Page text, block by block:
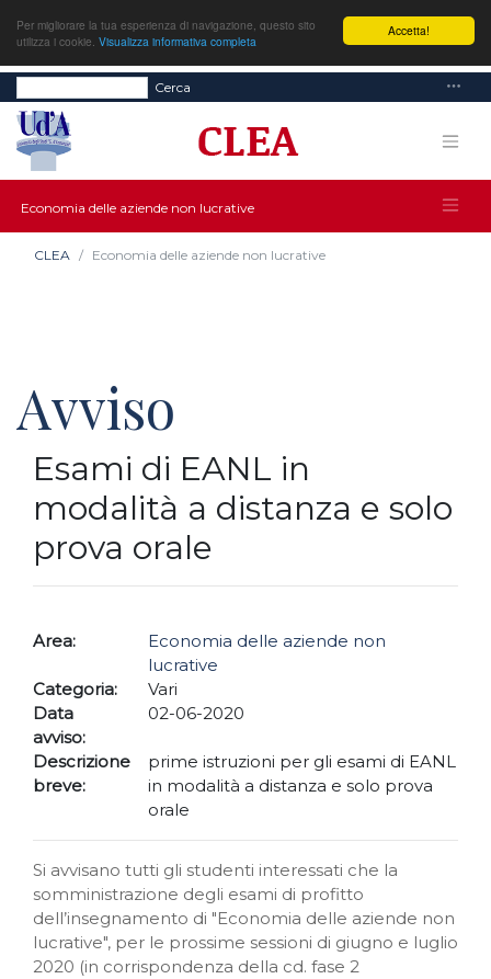
Accetta!
Per migliorare la tua esperienza di navigazione, questo sito
utilizza i cookie. Visualizza informativa completa
Cerca
Economia delle aziende non lucrative
CLEA Economia delle aziende non lucrative
Avviso
Esami di EANL in
modalità a distanza e solo
prova orale
Area:
Economia delle aziende non
lucrative
Categoria:
Vari
Data
avviso:
02-06-2020
Descrizione
breve:
prime istruzioni per gli esami di EANL
in modalità a distanza e solo prova
orale
Si avvisano tutti gli studenti interessati che la
somministrazione degli esami di profitto
dell’insegnamento di "Economia delle aziende non
lucrative", per le prossime sessioni di giugno e luglio
2020 (in corrispondenza della cd. fase 2